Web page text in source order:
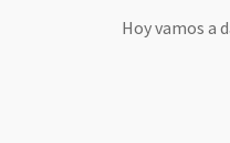
Hoy vamos a